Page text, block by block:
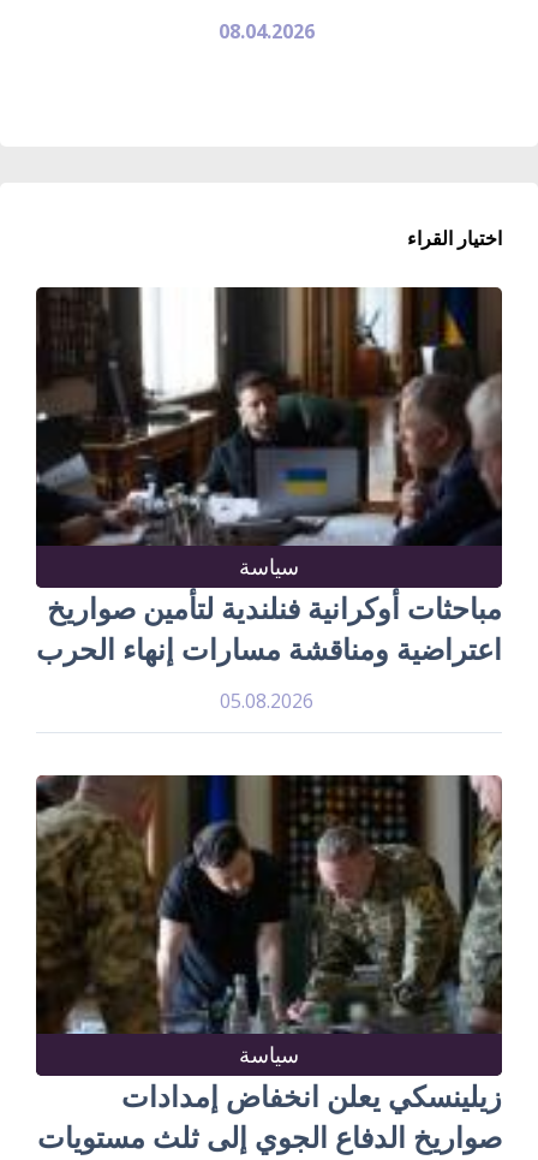
08.04.2026
اختيار القراء
سياسة
مباحثات أوكرانية فنلندية لتأمين صواريخ
اعتراضية ومناقشة مسارات إنهاء الحرب
05.08.2026
سياسة
زيلينسكي يعلن انخفاض إمدادات
صواريخ الدفاع الجوي إلى ثلث مستويات